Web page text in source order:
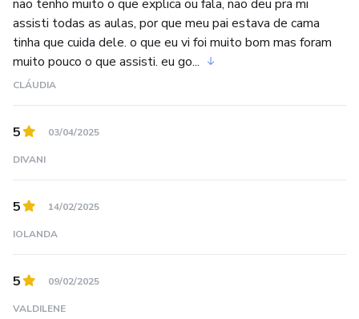
não tenho muito o que explica ou fala, não deu pra mi
assisti todas as aulas, por que meu pai estava de cama
tinha que cuida dele. o que eu vi foi muito bom mas foram
muito pouco o que assisti. eu go...
CLÁUDIA
5 03/04/2025
DIVANI
5 14/02/2025
IOLANDA
5 09/02/2025
VALDILENE